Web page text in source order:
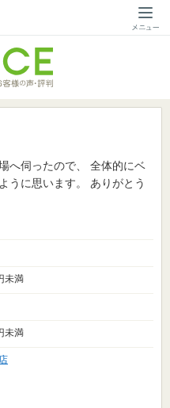
へ伺ったので、 全体的にベ
うに思います。 ありがとう
未満
未満